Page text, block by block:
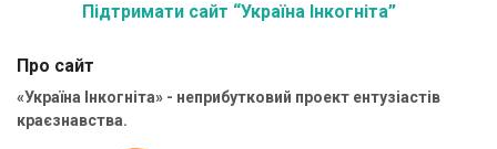
Підтримати сайт “Україна Інкогніта”
Про сайт
«Україна Інкогніта» - неприбутковий проект ентузіастів
краєзнавства.